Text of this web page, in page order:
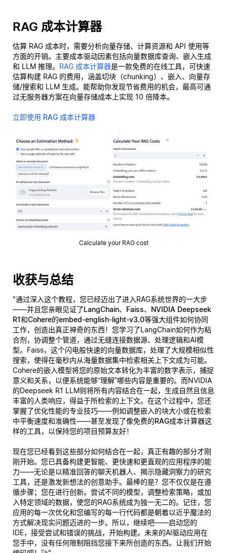
RAG 成本计算器
估算 RAG 成本时，需要分析向量存储、计算资源和 API 使用等
方面的开销。主要成本驱动因素包括向量数据库查询、嵌入生成
和 LLM 推理。 RAG 成本计算器是一款免费的在线工具，可快速
估算构建 RAG 的费用，涵盖切块（chunking）、嵌入、向量存
储/搜索和 LLM 生成。能帮助你发现节省费用的机会，最高可通
过无服务器方案在向量存储成本上实现 10 倍降本。
立即使用 RAG 成本计算器
Calculate your RAG cost
收获与总结
"通过深入这个教程，您已经迈出了进入RAG系统世界的一大步
——并且您亲眼见证了LangChain、 Faiss、 NVIDIA Deepseek
R1和Cohere的embed-english-light-v3.0等强大组件如何协同
工作，创造出真正神奇的东西！您学习了LangChain如何作为粘
合剂，协调整个管道，通过无缝连接数据源、处理逻辑和AI模
型。Faiss，这个闪电般快速的向量数据库，处理了大规模相似性
搜索，使得在毫秒内从海量数据集中检索相关上下文成为可能。
Cohere的嵌入模型将您的原始文本转化为丰富的数字表示，捕捉
意义和关系，以便系统能够“理解”哪些内容是重要的。而NVIDIA
的Deepseek R1 LLM则将所有内容结合在一起，生成自然且信息
丰富的人类响应，得益于所检索的上下文。在这个过程中，您还
掌握了优化性能的专业技巧——例如调整嵌入的块大小或在检索
中平衡速度和准确性——甚至发现了像免费的RAG成本计算器这
样的工具，以保持您的项目预算友好！
现在您已经看到这些部分如何结合在一起，真正有趣的部分才刚
刚开始。您已具备构建更智能、更快速和更直观的应用程序的能
力——无论是以精准回答的聊天机器人、揭示隐藏洞察力的研究
工具，还是激发新想法的创意助手。最棒的是？您不仅仅是在遵
循步骤；您在进行创新。尝试不同的模型，调整检索策略，或加
入特定领域的数据，使您的RAG系统成为独一无二的。记住，您
应用的每一次优化和您编写的每一行代码都是朝着以近乎魔法的
方式解决现实问题迈进的一步。所以，继续吧——启动您的
IDE，接受尝试和错误的挑战，开始构建。未来的AI驱动应用在
您手中，没有任何限制阻挡您接下来所创造的东西。让我们开始